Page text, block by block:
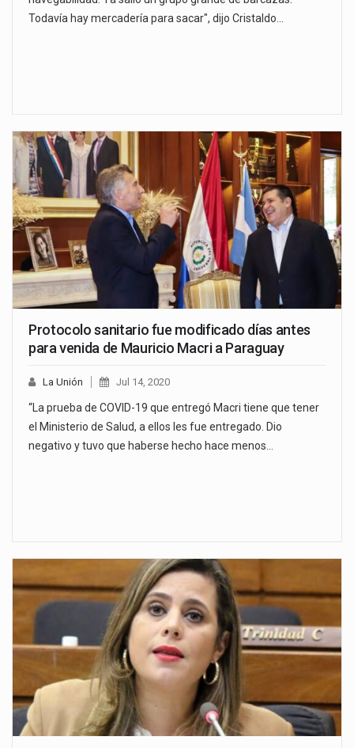
Todavía hay mercadería para sacar", dijo Cristaldo…
Protocolo sanitario fue modificado días antes
para venida de Mauricio Macri a Paraguay
La Unión Jul 14, 2020
“La prueba de COVID-19 que entregó Macri tiene que tener
el Ministerio de Salud, a ellos les fue entregado. Dio
negativo y tuvo que haberse hecho hace menos…